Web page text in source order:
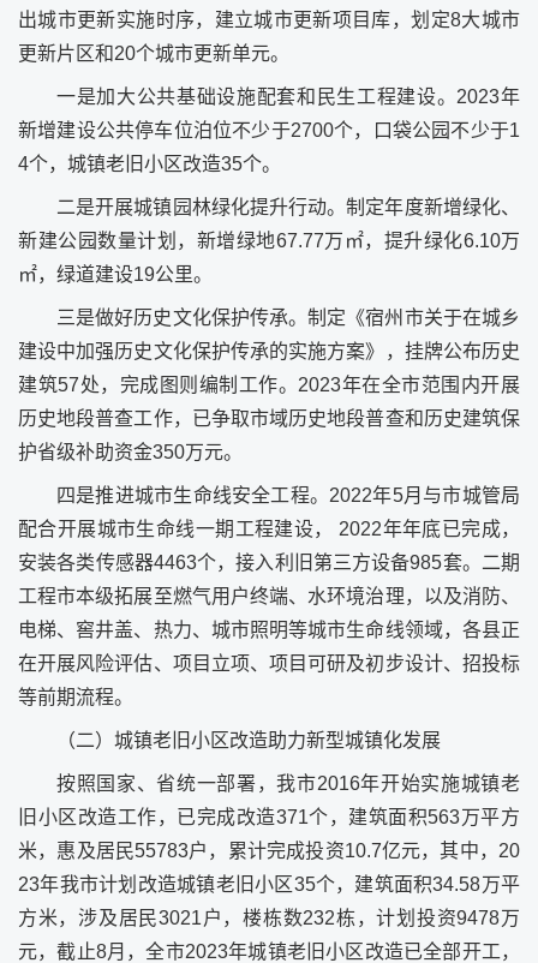
出城市更新实施时序，建立城市更新项目库，划定8大城市
更新片区和20个城市更新单元。
一是加大公共基础设施配套和民生工程建设。2023年
新增建设公共停车位泊位不少于2700个，口袋公园不少于1
4个，城镇老旧小区改造35个。
二是开展城镇园林绿化提升行动。制定年度新增绿化、
新建公园数量计划，新增绿地67.77万㎡，提升绿化6.10万
㎡，绿道建设19公里。
三是做好历史文化保护传承。制定《宿州市关于在城乡
建设中加强历史文化保护传承的实施方案》，挂牌公布历史
建筑57处，完成图则编制工作。2023年在全市范围内开展
历史地段普查工作，已争取市域历史地段普查和历史建筑保
护省级补助资金350万元。
四是推进城市生命线安全工程。2022年5月与市城管局
配合开展城市生命线一期工程建设， 2022年年底已完成，
安装各类传感器4463个，接入利旧第三方设备985套。二期
工程市本级拓展至燃气用户终端、水环境治理，以及消防、
电梯、窖井盖、热力、城市照明等城市生命线领域，各县正
在开展风险评估、项目立项、项目可研及初步设计、招投标
等前期流程。
（二）城镇老旧小区改造助力新型城镇化发展
按照国家、省统一部署，我市2016年开始实施城镇老
旧小区改造工作，已完成改造371个，建筑面积563万平方
米，惠及居民55783户，累计完成投资10.7亿元，其中，20
23年我市计划改造城镇老旧小区35个，建筑面积34.58万平
方米，涉及居民3021户，楼栋数232栋，计划投资9478万
元，截止8月，全市2023年城镇老旧小区改造已全部开工，